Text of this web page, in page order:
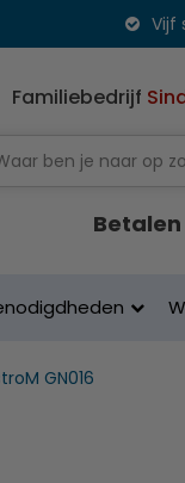
Vijf
Familiebedrijf
GN016